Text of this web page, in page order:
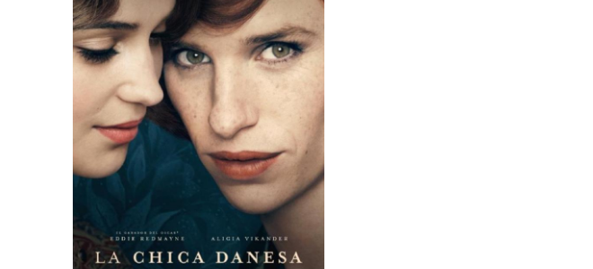
Guió:
Lucinda Coxon
Intèrprets:
Eddie Redmayne
Alicia Vikander
Amber Heard
Matthias Schoenaerts
Ben Whishaw
Sebastian Koch
País:
Alemanya